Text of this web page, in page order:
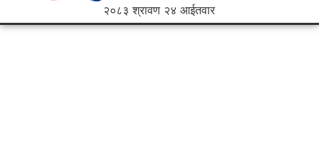
२०८३ श्रावण २४ आईतवार